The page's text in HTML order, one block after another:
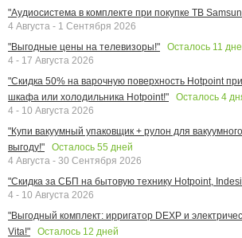
"Аудиосистема в комплекте при покупке ТВ
4 Августа - 1 Сентября 2026
"Выгодные цены на телевизоры!"
Осталось 11
4 - 17 Августа 2026
"Скидка 50% на варочную поверхность Hotpoint при
шкафа или холодильника Hotpoint!"
Осталось 4
4 - 10 Августа 2026
"Купи вакуумный упаковщик + рулон для
выгоду!"
Осталось 55 дней
4 Августа - 30 Сентября 2026
"Скидка за СБП на бытовую технику Hotpoint,
4 - 10 Августа 2026
"Выгодный комплект: ирригатор DEXP и
Vita!"
Осталось 12 дней